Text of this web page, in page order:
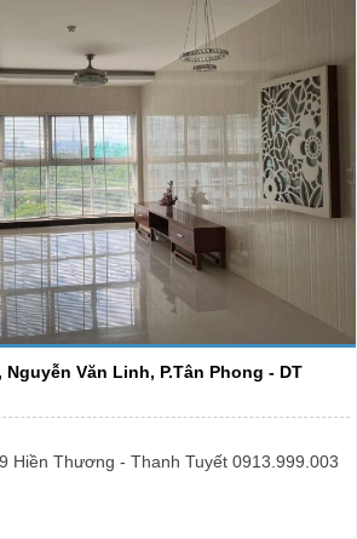
Nguyễn Văn Linh, P.Tân Phong - DT
Hiền Thương - Thanh Tuyết 0913.999.003